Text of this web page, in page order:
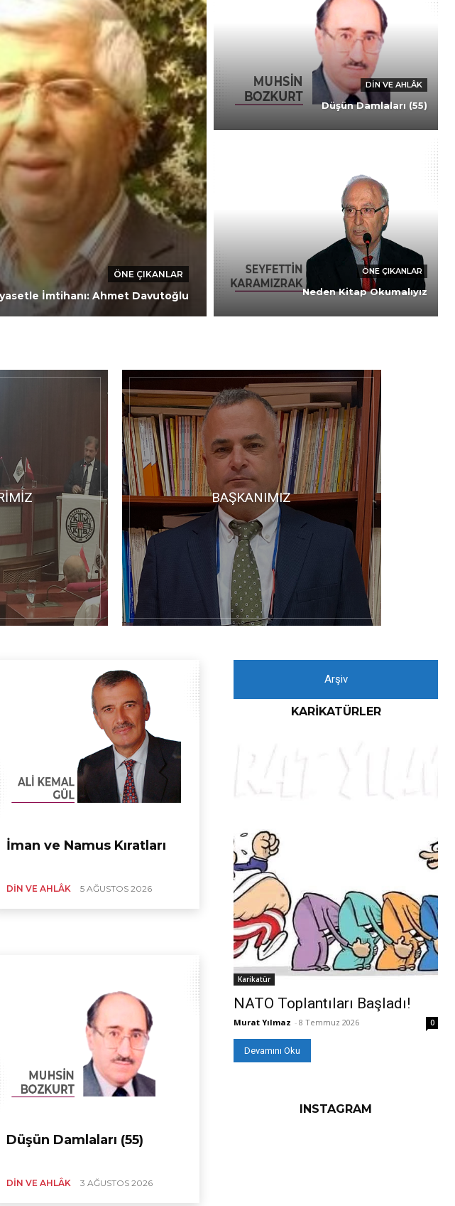
ÖNE ÇIKANLAR
İmtihanı: Ahmet Davutoğlu
DIN VE AHLÂK
Düşün Damlaları (55)
ÖNE ÇIKANLAR
Neden Kitap Okumalıyız
BAŞKANIMIZ
İman ve Namus Kıratları
DIN VE AHLÂK 5 AĞUSTOS 2026
Düşün Damlaları (55)
DIN VE AHLÂK 3 AĞUSTOS 2026
Arşiv
KARIKATÜRLER
Karikatür
NATO Toplantıları Başladı!
Murat Yılmaz - 8 Temmuz 2026 0
Devamını Oku
INSTAGRAM